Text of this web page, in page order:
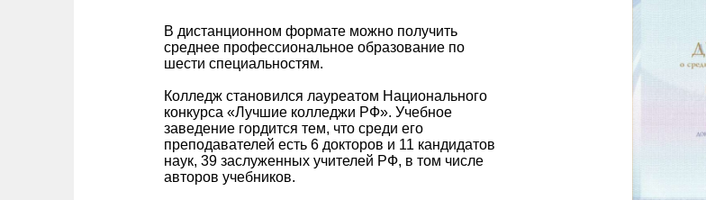
В дистанционном формате можно получить
среднее профессиональное образование по
шести специальностям.
Колледж становился лауреатом Национального
конкурса «Лучшие колледжи РФ». Учебное
заведение гордится тем, что среди его
преподавателей есть 6 докторов и 11 кандидатов
наук, 39 заслуженных учителей РФ, в том числе
авторов учебников.